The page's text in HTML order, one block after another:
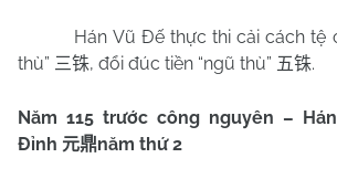
Hán Vũ Đế thực thi cải cách tệ
thù” 三铢, đổi đúc tiền “ngũ thù” 五铢.
Năm 115 trước công nguyên –
Đỉnh 元鼎năm thứ 2